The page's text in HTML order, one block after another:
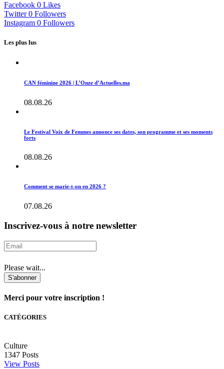
Facebook 0 Likes
Twitter 0 Followers
Instagram 0 Followers
Les plus lus
CAN féminine 2026 | L’Onze d’Actuelles.ma
08.08.26
Le Festival Voix de Femmes annonce ses dates, son programme et ses moments
forts
08.08.26
Comment se marie-t-on en 2026 ?
07.08.26
Inscrivez-vous à notre newsletter
Please wait...
S'abonner
Merci pour votre inscription !
CATÉGORIES
Culture
1347 Posts
View Posts